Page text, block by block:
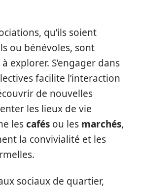
qu’ils soient
ou bénévoles, sont
explorer. S’engager dans
facilite l’interaction
de nouvelles
les lieux de vie
lescafés ou les marchés,
la convivialité et les
sociaux de quartier,